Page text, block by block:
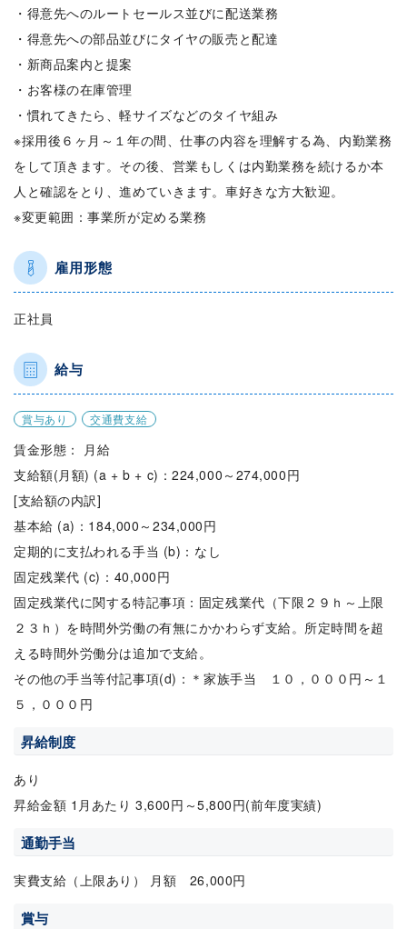
・得意先へのルートセールス並びに配送業務
・得意先への部品並びにタイヤの販売と配達
・新商品案内と提案
・お客様の在庫管理
・慣れてきたら、軽サイズなどのタイヤ組み
※採用後６ヶ月～１年の間、仕事の内容を理解する為、内勤業務
をして頂きます。その後、営業もしくは内勤業務を続けるか本
人と確認をとり、進めていきます。車好きな方大歓迎。
※変更範囲：事業所が定める業務
雇用形態
正社員
給与
賞与あり 交通費支給
賃金形態： 月給
支給額(月額) (a + b + c)：224,000～274,000円
[支給額の内訳]
基本給 (a)：184,000～234,000円
定期的に支払われる手当 (b)：なし
固定残業代 (c)：40,000円
固定残業代に関する特記事項：固定残業代（下限２９ｈ～上限
２３ｈ）を時間外労働の有無にかかわらず支給。所定時間を超
える時間外労働分は追加で支給。
その他の手当等付記事項(d)：＊家族手当 １０，０００円～１
５，０００円
昇給制度
あり
昇給金額 1月あたり 3,600円～5,800円(前年度実績)
通勤手当
実費支給（上限あり） 月額 26,000円
賞与